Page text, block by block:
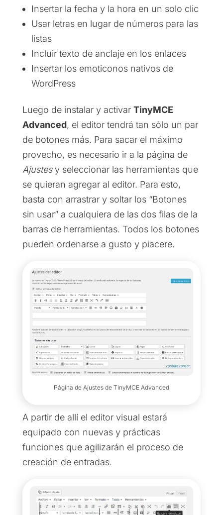
Insertar la fecha y la hora en un solo clic
Usar letras en lugar de números para las
listas
Incluir texto de anclaje en los enlaces
Insertar los emoticonos nativos de
WordPress
Luego de instalar y activar TinyMCE
Advanced, el editor tendrá tan sólo un par
de botones más. Para sacar el máximo
provecho, es necesario ir a la página de
Ajustesy seleccionar las herramientas que
se quieran agregar al editor. Para esto,
basta con arrastrar y soltar los “Botones
sin usar” a cualquiera de las dos filas de la
barras de herramientas. Todos los botones
pueden ordenarse a gusto y piacere.
Página de Ajustes de TinyMCE Advanced
A partir de allí el editor visual estará
equipado con nuevas y prácticas
funciones que agilizarán el proceso de
creación de entradas.